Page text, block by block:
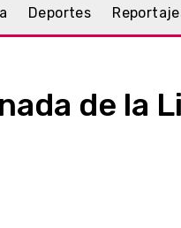
Deportes
de la